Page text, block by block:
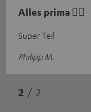
Alles prima 👌🏻
Super Teil
Philipp M.
2 / 2